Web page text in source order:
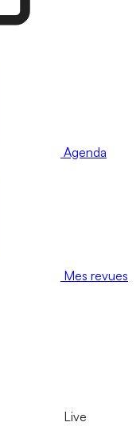
Agenda
Mes revues
Live